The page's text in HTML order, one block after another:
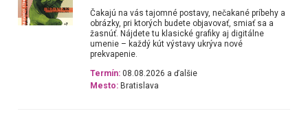
Čakajú na vás tajomné postavy, nečakané príbehy a
obrázky, pri ktorých budete objavovať, smiať sa a
žasnúť. Nájdete tu klasické grafiky aj digitálne
umenie – každý kút výstavy ukrýva nové
prekvapenie.
Termín: 08.08.2026 a ďalšie
Mesto: Bratislava